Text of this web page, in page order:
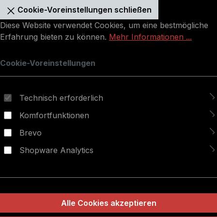
Cookie-Voreinstellungen schließen
Diese Website verwendet Cookies, um eine bestmögliche
Erfahrung bieten zu können. Mehr Informationen ...
Cookie-Voreinstellungen
Technisch erforderlich
Komfortfunktionen
Brevo
Shopware Analytics
Alle Cookies akzeptieren